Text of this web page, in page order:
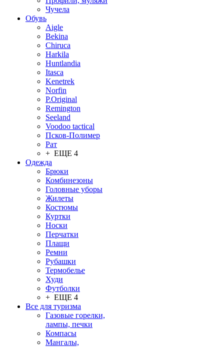
Чучела
Обувь
Aigle
Bekina
Chiruсa
Harkila
Huntlandia
Itasca
Kenetrek
Norfin
P.Original
Remington
Seeland
Voodoo tactical
Псков-Полимер
Рат
+ ЕЩЕ 4
Одежда
Брюки
Комбинезоны
Головные уборы
Жилеты
Костюмы
Куртки
Носки
Перчатки
Плащи
Ремни
Рубашки
Термобелье
Худи
Футболки
+ ЕЩЕ 4
Все для туризма
Газовые горелки,
лампы, печки
Компасы
Мангалы,